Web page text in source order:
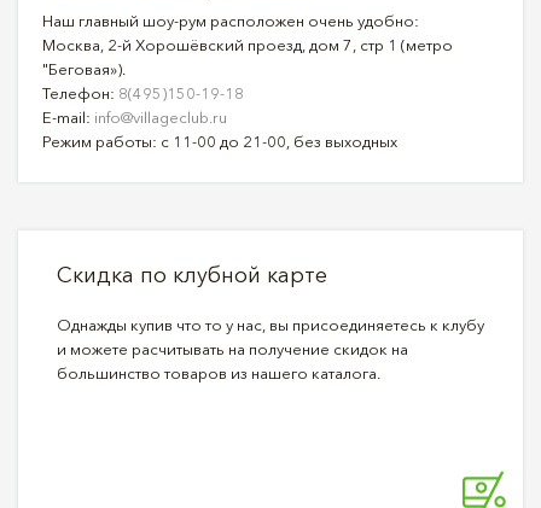
Наш главный шоу-рум расположен очень удобно:
Москва, 2-й Хорошёвский проезд, дом 7, стр 1 (метро
"Беговая»).
Телефон: 8(495)150-19-18
E-mail: info@villageclub.ru
Режим работы: с 11-00 до 21-00, без выходных
Скидка по клубной карте
Однажды купив что то у нас, вы присоединяетесь к клубу
и можете расчитывать на получение скидок на
большинство товаров из нашего каталога.